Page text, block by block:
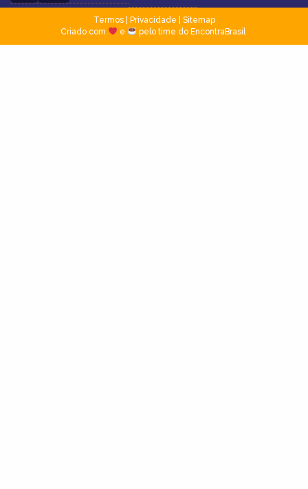
Termos| Privacidade
Sitemap
Criado com
e pelo time do EncontraBrasil